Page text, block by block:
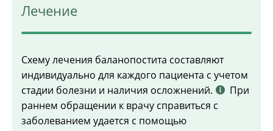
Лечение
Схему лечения баланопостита составляют
индивидуально для каждого пациента с учетом
стадии болезни и наличия осложнений.
При
раннем обращении к врачу справиться с
заболеванием удается с помощью